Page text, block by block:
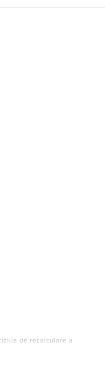
de recalculare a